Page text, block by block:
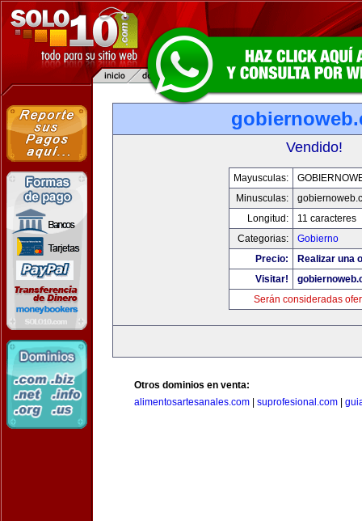
Vendido!
Mayusculas:
Minusculas:
Longitud:
11 caracteres
Categorias:
Gobierno
Precio:
Realizar una
Visitar!
Serán consideradas
Otros dominios en venta:
alimentosartesanales.com
suprofesional.com